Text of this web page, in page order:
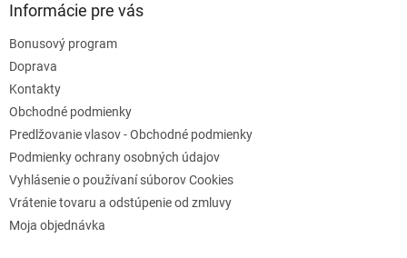
Informácie pre vás
Bonusový program
Doprava
Kontakty
Obchodné podmienky
Predlžovanie vlasov - Obchodné podmienky
Podmienky ochrany osobných údajov
Vyhlásenie o používaní súborov Cookies
Vrátenie tovaru a odstúpenie od zmluvy
Moja objednávka